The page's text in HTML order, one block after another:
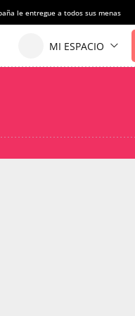
le entregue a todos sus menas